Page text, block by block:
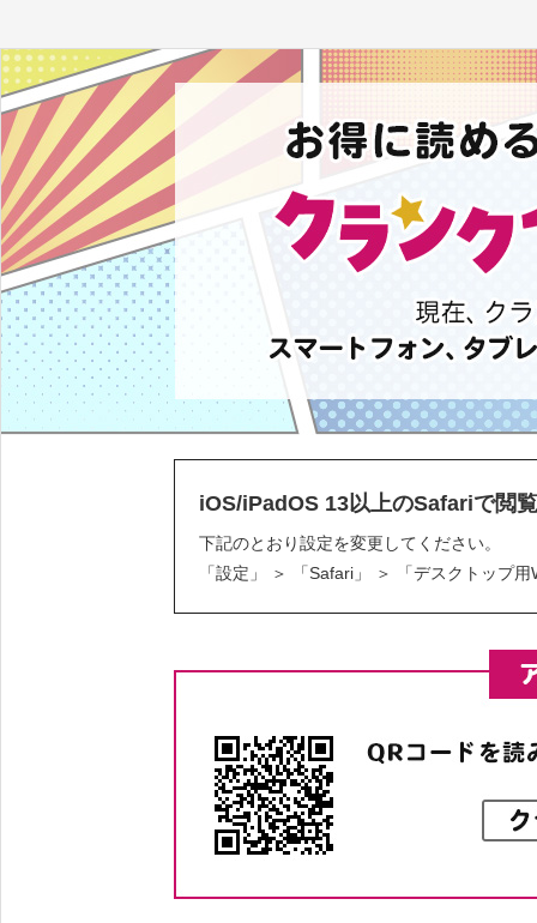
iOS/iPadOS 13以上のSafariで閲
下記のとおり設定を変更してください。
「設定」 ＞ 「Safari」 ＞ 「デスクトップ